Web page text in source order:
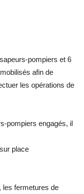
pompiers et 6
afin de
les opérations de
pompiers engagés, il
place
les fermetures de